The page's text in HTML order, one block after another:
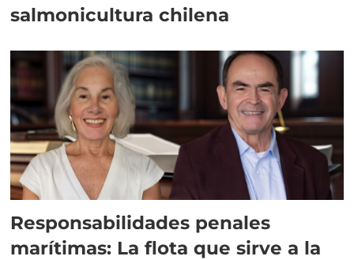
salmonicultura chilena
Responsabilidades penales
marítimas: La flota que sirve a la